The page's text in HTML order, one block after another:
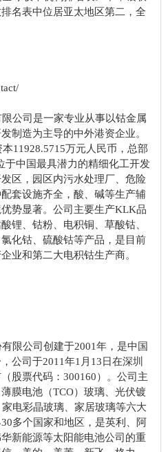
名表中位居亚太地区第二，全
司是一家专业从事以钴金属
制造为主导的中外港资企业。
11928.5715万元人民币，总部
于中国最具潜力的精细化工开发
区，园区内污水处理厂、危险
套设施齐全，酸、碱等生产辅
势显著。公司主要生产KLK品
锂、钴粉、电积铜、草酸钴、
化钴、硫酸钴等产品，是目前
业和第二大电积钴生产商。
公司创建于2001年，是中国
公司于2011年1月13日在深圳
股票代码：300160）。公司主
膜电池（TCO）玻璃、光伏镀
电彩晶玻璃、家居玻璃等六大
多个国家和地区，是英利、阿
新能源等太阳能电池公司的重